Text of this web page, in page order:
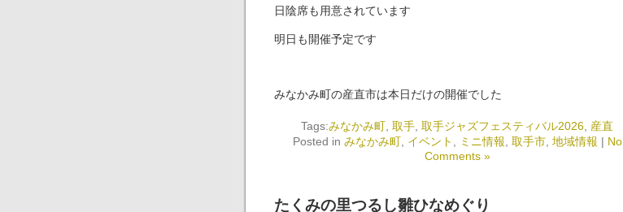
日陰席も用意されています
明日も開催予定です
みなかみ町の産直市は本日だけの開催でした
Tags:みなかみ町 取手 取手ジャズフェスティバル2026 産直
Posted in みなかみ町, イベント ミニ情報 取手市, 地域情報 | No
Comments »
たくみの里つるし雛ひなめぐり